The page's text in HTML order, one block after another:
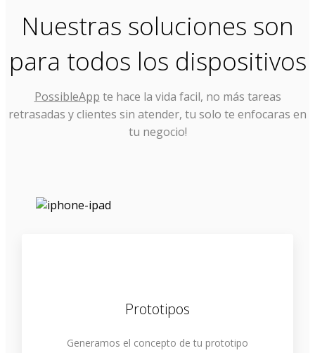
Nuestras soluciones son
para todos los dispositivos
PossibleApp te hace la vida facil, no más tareas
retrasadas y clientes sin atender, tu solo te enfocaras en
tu negocio!
Prototipos
Generamos el concepto de tu prototipo